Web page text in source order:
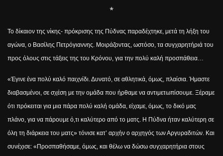
*
Το δίκαιον της νίκης- πρόκρισης της Πύδνας παραδέχτηκε, μετά τη λήξη του
αγώνα, ο Βασίλης Πετρόγιαννης. Μοιράζοντας, ωστόσο, τα συγχαρητήριά του
προς όλους στις τάξεις της του Κρόνου, για την πολύ καλή προσπάθεια…
«Έγινε ένα πολύ καλό παιχνίδι. Δυνατό, σε αθλητικά, όμως, πλαίσια. Ήμαστε
διαβασμένοι, σε σχέση με την ομάδα που ήρθαμε να αντιμετωπίσουμε. Ξέραμε
ότι πρόκειται για μια πάρα πολύ καλή ομάδα, είχαμε, όμως, το δικό μας
πλάνο, για να πάρουμε ό,τι καλύτερο από το ματς. Η Πύδνα ήταν καλύτερη σε
όλη τη διάρκεια του ματς» τόνισε κατ’ αρχήν ο αρχηγός των Αργυραδιτών. Και
συνέχισε: «Προσπαθήσαμε, όμως, και θέλω να δώσω συγχαρητήρια στους